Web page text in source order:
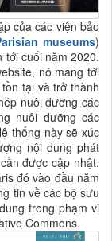
của các viện bảo
museums)
tới cuối năm 2020.
nó mang tới
tại và trở thành
nuôi dưỡng các
nuôi dưỡng các
thống này sẽ xúc
nội dung phát
được cập nhật.
đó vào đầu năm
tin về các bộ sưu
trong phạm vi
Commons.